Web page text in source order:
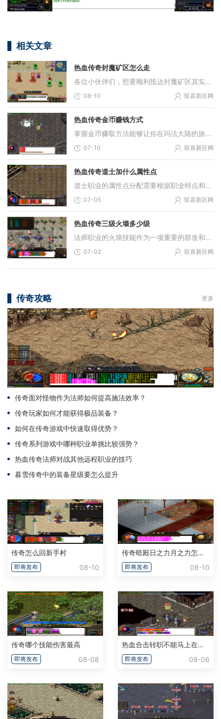
相关文章
热血传奇封魔矿区怎么走
各位小伙伴们，想要顺利抵达封魔矿区其实并不复杂，咱们首先需要来到封魔谷这张地图，在封魔谷找到通往封魔矿区的入口，这两个入口的位置分别在封魔谷的坐标附近，进入矿区后
08-10 双喜新区网
热血传奇金币赚钱方式
掌握金币赚取方法能够让你在玛法大陆的旅程更加从容。无论是初出茅庐的新手还是久经沙场的老玩家，了解这些基本途径都能为你提供稳定的经济支持，让你更好地享受游戏乐趣。最
07-10 双喜新区网
热血传奇道士加什么属性点
道士职业的属性点分配需要根据职业特点和战斗需求进行合理规划。道士是一个以辅助和生存能力著称的职业，其核心属性道术直接影响灵魂火符伤害、施毒术效果、宠物强度以及辅助
07-05 双喜新区网
热血传奇三级火墙多少级
法师职业的火墙技能作为一项重要的群攻和控制手段，其升级条件与效果受到许多玩家的关注。法师的火墙技能达到三级需要角色等级提升至37级，这是学习并发挥该技能更强威力的基本
07-02 双喜新区网
传奇攻略 更多
传奇面对怪物作为法师如何提高施法效率？
传奇玩家如何才能获得极品装备？
如何在传奇游戏中快速取得优势？
传奇系列游戏中哪种职业单挑比较强势？
热血传奇法师对战其他远程职业的技巧
暮雪传奇中的装备星级要怎么提升
传奇怎么回新手村
即将发布 08-10
传奇暗殿日之力月之力怎么弄的
即将发布 08-10
传奇哪个技能伤害最高
即将发布 08-08
热血合击转职不能马上在转吗
即将发布 08-06